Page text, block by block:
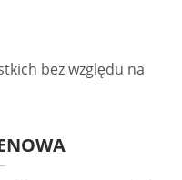
bez względu na